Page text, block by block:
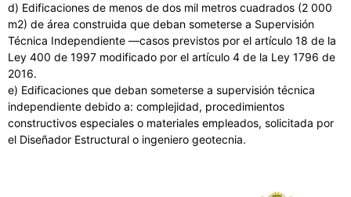
d) Edificaciones de menos de dos mil metros cuadrados (2 000
m2) de área construida que deban someterse a Supervisión
Técnica Independiente —casos previstos por el artículo 18 de la
Ley 400 de 1997 modificado por el artículo 4 de la Ley 1796 de
2016.
e) Edificaciones que deban someterse a supervisión técnica
independiente debido a: complejidad, procedimientos
constructivos especiales o materiales empleados, solicitada por
el Diseñador Estructural o ingeniero geotecnia.